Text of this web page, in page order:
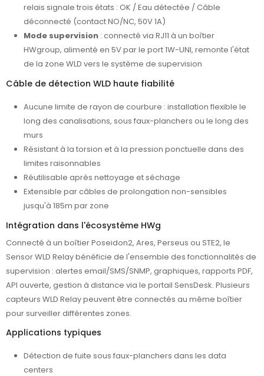
relais signale trois états : OK / Eau détectée / Câble
déconnecté (contact NO/NC, 50V 1A)
Mode supervision : connecté via RJ11 à un boîtier
HWgroup, alimenté en 5V par le port 1W-UNI, remonte l'état
de la zone WLD vers le système de supervision
Câble de détection WLD haute fiabilité
Aucune limite de rayon de courbure : installation flexible le
long des canalisations, sous faux-planchers ou le long des
murs
Résistant à la torsion et à la pression ponctuelle dans des
limites raisonnables
Réutilisable après nettoyage et séchage
Extensible par câbles de prolongation non-sensibles
jusqu'à 185m par zone
Intégration dans l'écosystème HWg
Connecté à un boîtier Poseidon2, Ares, Perseus ou STE2, le
Sensor WLD Relay bénéficie de l'ensemble des fonctionnalités de
supervision : alertes email/SMS/SNMP, graphiques, rapports PDF,
API ouverte, gestion à distance via le portail SensDesk. Plusieurs
capteurs WLD Relay peuvent être connectés au même boîtier
pour surveiller différentes zones.
Applications typiques
Détection de fuite sous faux-planchers dans les data
centers